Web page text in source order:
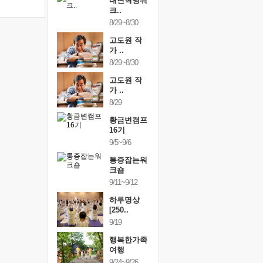
크..
8/29~8/30
고도원 작
가 ..
8/29~8/30
고도원 작
가 ..
8/29
황금변캠프
16기
9/5~9/6
통증잡는워
크숍
9/11~9/12
하루명상
[250..
9/19
행복한가족
여행